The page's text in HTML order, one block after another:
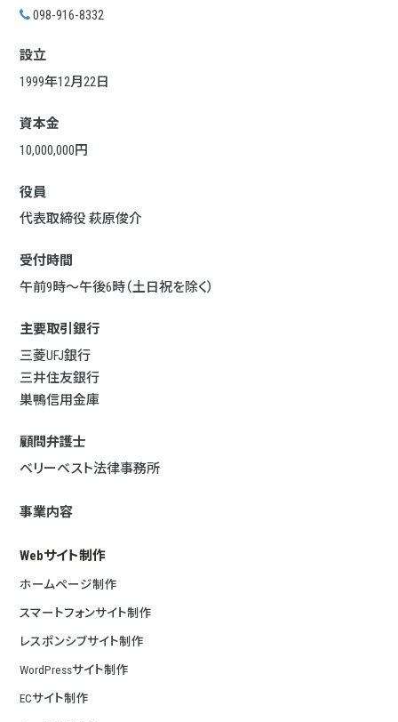
098-916-8332
設立
1999年12月22日
資本金
10,000,000円
役員
代表取締役 萩原俊介
受付時間
午前9時～午後6時（土日祝を除く）
主要取引銀行
三菱UFJ銀行
三井住友銀行
巣鴨信用金庫
顧問弁護士
ベリーベスト法律事務所
事業内容
Webサイト制作
ホームページ制作
スマートフォンサイト制作
レスポンシブサイト制作
WordPressサイト制作
ECサイト制作